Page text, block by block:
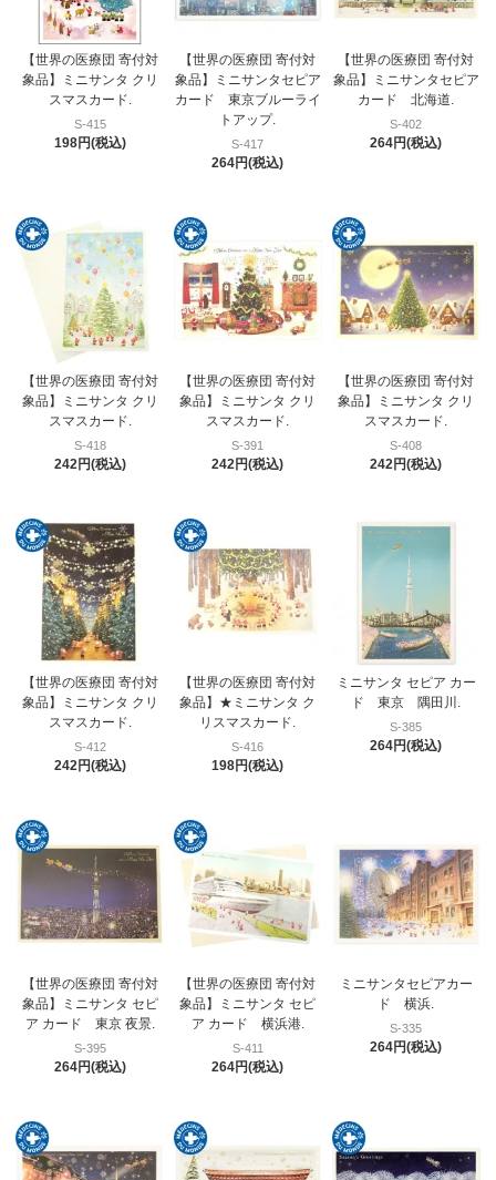
【世界の医療団 寄付対
象品】ミニサンタ クリ
スマスカード.
S-415
198円(税込)
【世界の医療団 寄付対
象品】ミニサンタセピア
カード 東京ブルーライ
トアップ.
S-417
264円(税込)
【世界の医療団 寄付対
象品】ミニサンタセピア
カード 北海道.
S-402
264円(税込)
【世界の医療団 寄付対
象品】ミニサンタ クリ
スマスカード.
S-418
242円(税込)
【世界の医療団 寄付対
象品】ミニサンタ クリ
スマスカード.
S-391
242円(税込)
【世界の医療団 寄付対
象品】ミニサンタ クリ
スマスカード.
S-408
242円(税込)
【世界の医療団 寄付対
象品】ミニサンタ クリ
スマスカード.
S-412
242円(税込)
【世界の医療団 寄付対
象品】★ミニサンタ ク
リスマスカード.
S-416
198円(税込)
ミニサンタ セピア カー
ド 東京 隅田川.
S-385
264円(税込)
【世界の医療団 寄付対
象品】ミニサンタ セピ
ア カード 東京 夜景.
S-395
264円(税込)
【世界の医療団 寄付対
象品】ミニサンタ セピ
ア カード 横浜港.
S-411
264円(税込)
ミニサンタセピアカー
ド 横浜.
S-335
264円(税込)